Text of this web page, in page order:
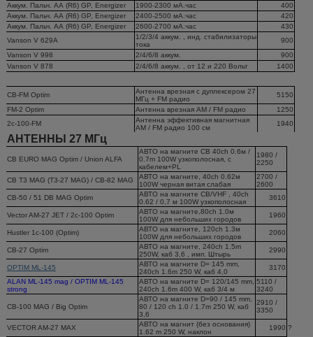
Аккум. Пальч. АА (R6) GP, Energizer
1900-2300 мА.час
400
Аккум. Пальч. АА (R6) GP, Energizer
2400-2500 мА.час
420
Аккум. Пальч. АА (R6) GP, Energizer
2600-2700 мА.час
430
Vanson V 629A
1/2/3/4 аккум. , инд. стабилизаторы
тока
900
Vanson V 998
2/4/6/8 аккум.
900
Vanson V 878
2/4/6/8 аккум. , от 12 и 220 Вольт 1400
CB-FM Optim
Антенна врезная с дуплексером 27
МГц + FM радио
5150
FM-2 Optim
Антенна врезная АМ / FM радио
1250
2c-100-FM
Антенна эффективная магнитная
АМ / FM радио 100 см
1940
АНТЕННЫ 27 МГц
CB EURO MAG Optim / Union ALFA
АВТО на магните CB 40ch 0.6м /
0.7m 100W узкополосная, с
кабелем+PL
1980 /
2250
CB T3 MAG (T3-27 MAG) / CB-82 MAG
АВТО на магните, 40ch 0.62м
100W черная витая слабая
2700 /
2600
CB-50 / 51 DB MAG Optim
АВТО на магните CB/VHF , 40ch
0.62 / 0,7 м 100W узкополосная
3610
Vector AM-27 JET / 2c-100 Optim
АВТО на магните,80ch 1.0м
100W для небольших городов
1960
Hustler 1c-100 (Optim)
АВТО на магните, 120ch 1.3м
100W для небольших городов
2060
CB-27 Optim
АВТО на магните, 240ch 1.5m
250W, каб 3,6 , имп. Штырь
2990
OPTIM ML-145
АВТО на магните D= 145 mm,
240ch 1.6m 250 W, каб 4,0
3170
ALAN ML-145 mag / OPTIM ML-145
strong
АВТО на магните D= 120/145 mm,
240ch 1.6m 400 W, каб 3/4 м
5110 /
3240
CB-100 MAG / Big Optim
АВТО на магните D=90 / 145 mm,
80 / 120 ch 1.0 / 1.7m 250 W, каб
3,6
2910 /
3350
VECTOR AM-27 MAX
АВТО на магнит (без основания)
1.62 m 250 W, наклон
1990 ?